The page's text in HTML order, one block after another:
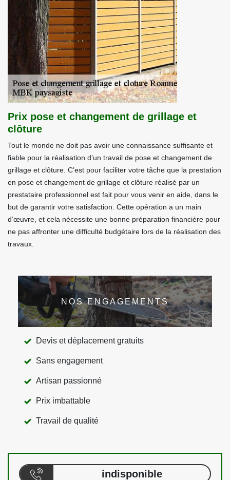
Prix pose et changement de grillage et
clôture
Tout le monde ne doit pas avoir une connaissance suffisante et
fiable pour la réalisation d’un travail de pose et changement de
grillage et clôture. C’est pour faciliter votre tâche que la prestation
en pose et changement de grillage et clôture réalisé par un
prestataire professionnel est fait pour vous venir en aide, dans le
but de garantir votre satisfaction. Cette opération a un main
d’œuvre, et cela nécessite une bonne préparation financière pour
ne pas affronter une difficulté budgétaire lors de la réalisation des
travaux.
NOS ENGAGEMENTS
Devis et déplacement gratuits
Sans engagement
Artisan passionné
Prix imbattable
Travail de qualité
indisponible